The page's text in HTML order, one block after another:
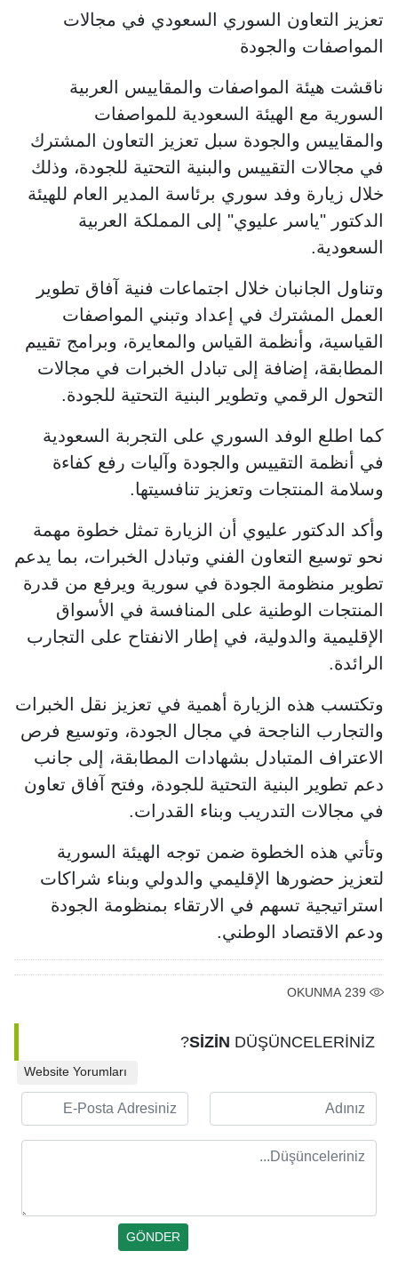
تعزيز التعاون السوري السعودي في مجالات
المواصفات والجودة
ناقشت هيئة المواصفات والمقاييس العربية
السورية مع الهيئة السعودية للمواصفات
والمقاييس والجودة سبل تعزيز التعاون المشترك
في مجالات التقييس والبنية التحتية للجودة، وذلك
خلال زيارة وفد سوري برئاسة المدير العام للهيئة
الدكتور "ياسر عليوي" إلى المملكة العربية
السعودية.
وتناول الجانبان خلال اجتماعات فنية آفاق تطوير
العمل المشترك في إعداد وتبني المواصفات
القياسية، وأنظمة القياس والمعايرة، وبرامج تقييم
المطابقة، إضافة إلى تبادل الخبرات في مجالات
التحول الرقمي وتطوير البنية التحتية للجودة.
كما اطلع الوفد السوري على التجربة السعودية
في أنظمة التقييس والجودة وآليات رفع كفاءة
وسلامة المنتجات وتعزيز تنافسيتها.
وأكد الدكتور عليوي أن الزيارة تمثل خطوة مهمة
نحو توسيع التعاون الفني وتبادل الخبرات، بما يدعم
تطوير منظومة الجودة في سورية ويرفع من قدرة
المنتجات الوطنية على المنافسة في الأسواق
الإقليمية والدولية، في إطار الانفتاح على التجارب
الرائدة.
وتكتسب هذه الزيارة أهمية في تعزيز نقل الخبرات
والتجارب الناجحة في مجال الجودة، وتوسيع فرص
الاعتراف المتبادل بشهادات المطابقة، إلى جانب
دعم تطوير البنية التحتية للجودة، وفتح آفاق تعاون
في مجالات التدريب وبناء القدرات.
وتأتي هذه الخطوة ضمن توجه الهيئة السورية
لتعزيز حضورها الإقليمي والدولي وبناء شراكات
استراتيجية تسهم في الارتقاء بمنظومة الجودة
ودعم الاقتصاد الوطني.
239
OKUNMA
SİZİN DÜŞÜNCELERİNİZ?